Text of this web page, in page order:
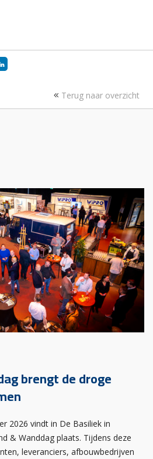
Terug naar overzicht
brengt de droge
2026 vindt in De Basiliek in
& Wanddag plaats. Tijdens deze
leveranciers, afbouwbedrijven